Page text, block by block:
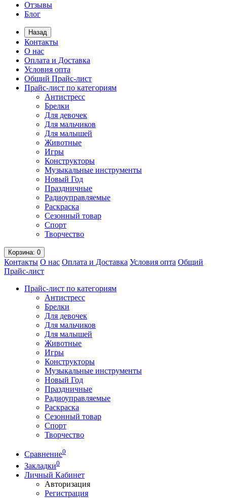
Отзывы
Блог
Назад
Контакты
О нас
Оплата и Доставка
Условия опта
Общий Прайс-лист
Прайс-лист по категориям
Антистресс
Брелки
Для девочек
Для мальчиков
Для малышей
Животные
Игры
Конструкторы
Музыкальные инструменты
Новый Год
Праздничные
Радиоуправляемые
Раскраска
Сезонный товар
Спорт
Творчество
Корзина: 0
Контакты О нас Оплата и Доставка Условия опта Общий
Прайс-лист
Прайс-лист по категориям
Антистресс
Брелки
Для девочек
Для мальчиков
Для малышей
Животные
Игры
Конструкторы
Музыкальные инструменты
Новый Год
Праздничные
Радиоуправляемые
Раскраска
Сезонный товар
Спорт
Творчество
Сравнение0
Закладки0
Личный Кабинет
Авторизация
Регистрация